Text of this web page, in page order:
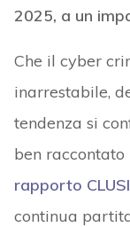
2025, a un
Che il cyber
inarrestabile,
tendenza si
ben raccontato
rapporto
continua